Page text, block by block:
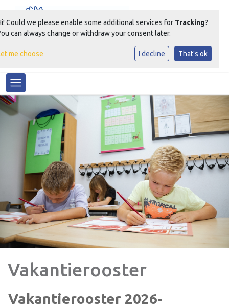
Samen Groeien Bloeien
Toggle navigation
Vakantierooster
Vakantierooster 2026-
Could we please enable some additional services for Tracking?
can always change or withdraw your consent later.
me choose I decline That's ok